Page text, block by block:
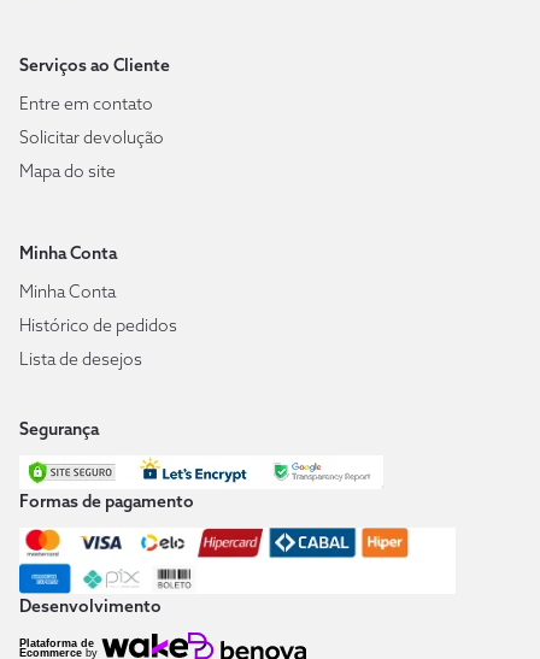
Serviços ao Cliente
Entre em contato
Solicitar devolução
Mapa do site
Minha Conta
Minha Conta
Histórico de pedidos
Lista de desejos
Segurança
Formas de pagamento
Desenvolvimento